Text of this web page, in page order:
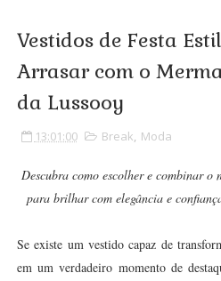
Vestidos de Festa
Arrasar com o
da Lussooy
13:01:00 Break, Moda
Descubra como escolher e combinar o
para brilhar com elegância e
Se existe um vestido capaz de
em um verdadeiro momento de